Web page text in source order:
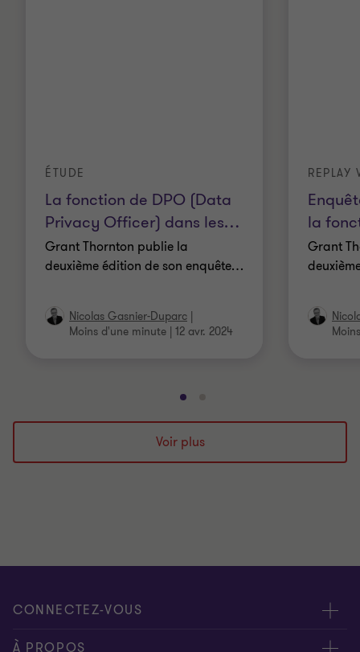
La fonction de DPO (Data
Privacy Officer) dans les…
ÉTUDE
Grant Thornton publie la
deuxième édition de son enquête…
Nicolas Gasnier-Duparc
Moins d'une minute 12 avr. 2024
la
REPLAY
Grant
Aller
à
la
diapositive
à
la
diapositive
Voir plus
CONNECTEZ-VOUS
Rencontrez nos experts
À PROPOS